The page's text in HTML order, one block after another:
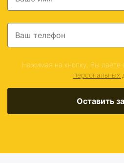
Нажимая на кнопку, Вы даёте
персональных
Оставить